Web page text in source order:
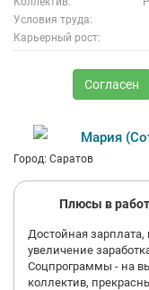
Условия труда:
Карьерный рост:
Согласен
Мария
Город: Саратов
Плюсы в
Достойная зарплата,
увеличение
Соцпрограммы - на
коллектив,